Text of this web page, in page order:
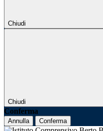
Chiudi
Chiudi
Conferma
Annulla Conferma